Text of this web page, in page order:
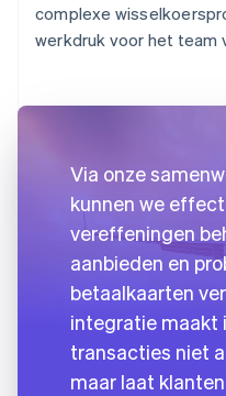
complexe
werkdruk voor het team
Via onze
kunnen we
vereffeningen
aanbieden en
betaalkaarten
integratie maakt
transacties niet
maar laat